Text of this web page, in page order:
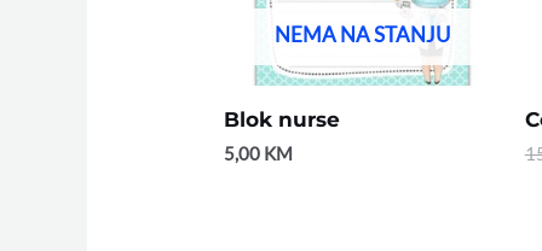
NEMA NA STANJU
Blok nurse
5,00 KM